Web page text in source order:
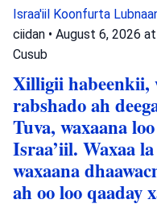
Israa'iil Koonfurta
ciidan • August 6, 2026
Cusub
Xilligii habeenkii,
rabshado ah
Tuva, waxaana
Israa’iil. Waxaa
waxaana
ah oo loo qaaday